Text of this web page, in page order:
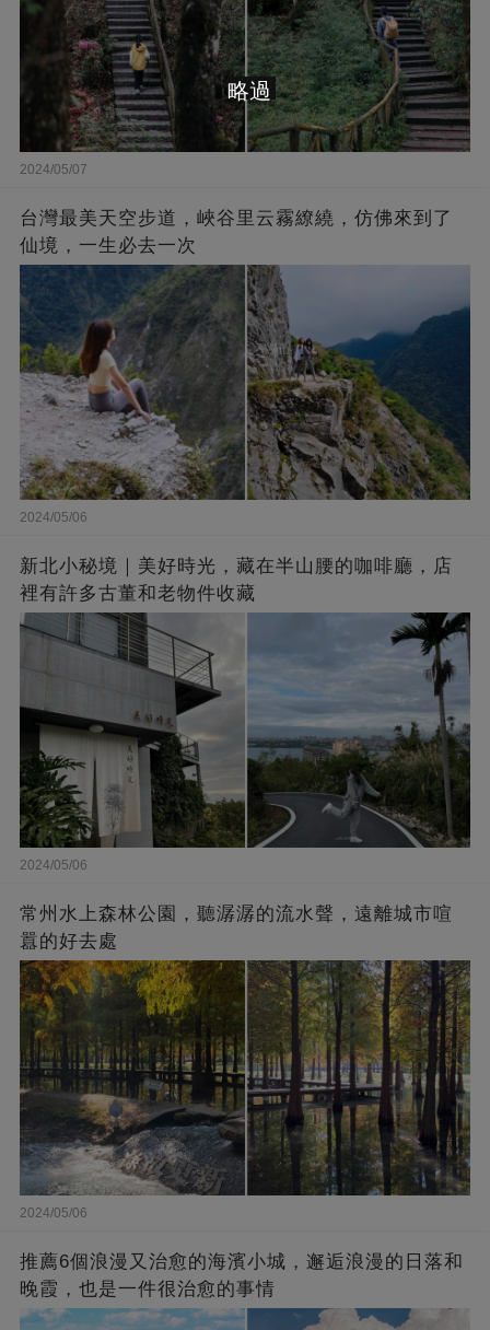
2024/05/07
台灣最美天空步道，峽谷里云霧繚繞，仿佛來到了
仙境，一生必去一次
2024/05/06
新北小秘境｜美好時光，藏在半山腰的咖啡廳，店
裡有許多古董和老物件收藏
2024/05/06
常州水上森林公園，聽潺潺的流水聲，遠離城市喧
囂的好去處
2024/05/06
推薦6個浪漫又治愈的海濱小城，邂逅浪漫的日落和
晚霞，也是一件很治愈的事情
略過